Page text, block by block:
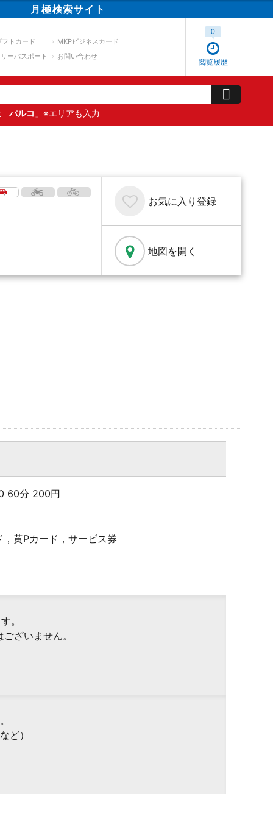
月極検索サイト
フトカード
MKPビジネスカード
ーパスポート
お問い合わせ
閲覧履歴
0
パルコ 」※エリアも入力
お気に入り 登録
地図を開く
60分 200円
黄Pカード，サービス券
。
ざいません。
ど）